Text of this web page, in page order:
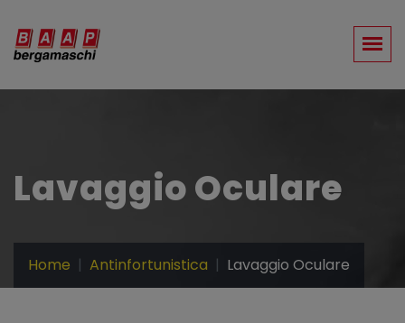
Lavaggio Oculare
Home Antinfortunistica Lavaggio Oculare